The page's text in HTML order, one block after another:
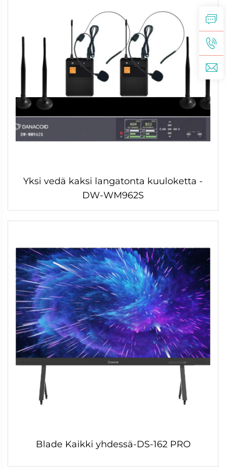
Yksi vedä kaksi langatonta kuuloketta -
DW-WM962S
Blade Kaikki yhdessä-DS-162 PRO